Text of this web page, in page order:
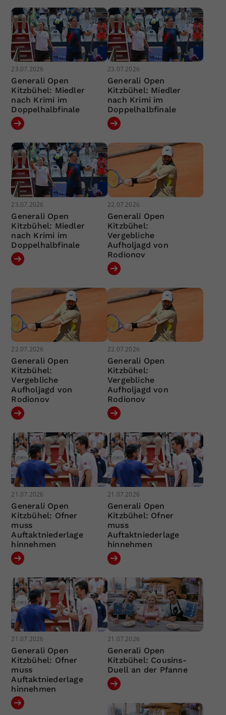
23.07.2026
Generali Open
Kitzbühel: Miedler
nach Krimi im
Doppelhalbfinale
23.07.2026
Generali Open
Kitzbühel: Miedler
nach Krimi im
Doppelhalbfinale
23.07.2026
Generali Open
Kitzbühel: Miedler
nach Krimi im
Doppelhalbfinale
22.07.2026
Generali Open
Kitzbühel:
Vergebliche
Aufholjagd von
Rodionov
22.07.2026
Generali Open
Kitzbühel:
Vergebliche
Aufholjagd von
Rodionov
22.07.2026
Generali Open
Kitzbühel:
Vergebliche
Aufholjagd von
Rodionov
21.07.2026
Generali Open
Kitzbühel: Ofner
muss
Auftaktniederlage
hinnehmen
21.07.2026
Generali Open
Kitzbühel: Ofner
muss
Auftaktniederlage
hinnehmen
21.07.2026
Generali Open
Kitzbühel: Ofner
muss
Auftaktniederlage
hinnehmen
21.07.2026
Generali Open
Kitzbühel: Cousins-
Duell an der Pfanne